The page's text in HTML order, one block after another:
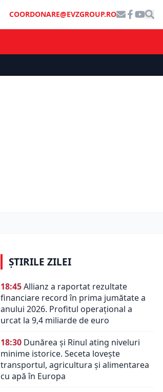
COORDONARE@EVZGROUP.RO
ȘTIRILE ZILEI
18:45Allianz a raportat rezultate
financiare record în prima jumătate a
anului 2026. Profitul operațional a
urcat la 9,4 miliarde de euro
18:30 Dunărea și Rinul ating niveluri
minime istorice. Seceta lovește
transportul, agricultura și alimentarea
cu apă în Europa